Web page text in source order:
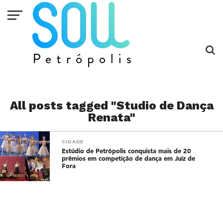
All posts tagged "Studio de Dança
Renata"
CIDADE
Estúdio de Petrópolis conquista mais de 20
prêmios em competição de dança em Juiz de
Fora